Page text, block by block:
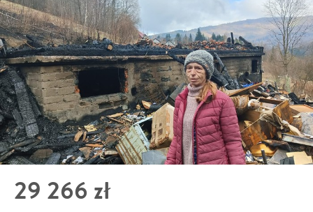
29 266 zł